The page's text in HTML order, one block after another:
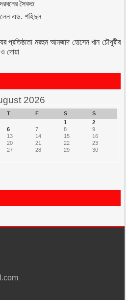
সৈকত
এড. শহিদুল
প্রতিষ্ঠাতা মরহুম আমজাদ হোসেন খান চৌধুরীর
দোয়া
2026
T F S
S
1
2
6 7 8
9
13 14 15
16
20 21 22
23
27 28 29
30